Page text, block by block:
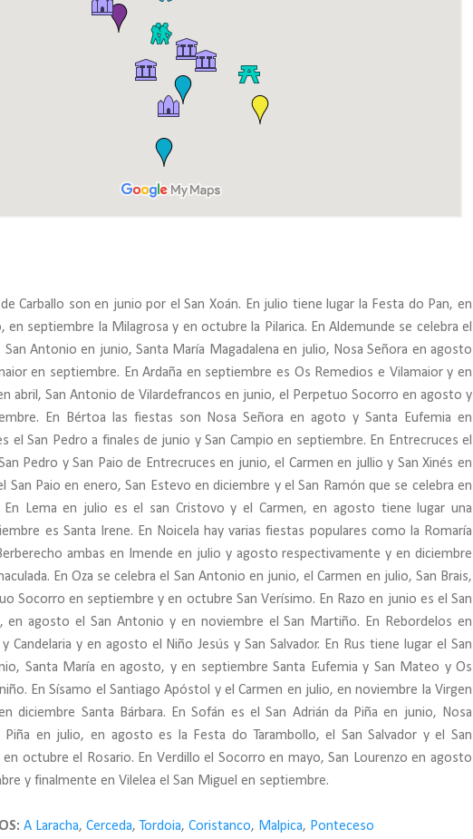
Carballo son en junio por el San Xoán. En julio tiene lugar la Festa do Pan, en
en septiembre la Milagrosa y en octubre la Pilarica. En Aldemunde se celebra el
Antonio en junio, Santa María Magadalena en julio, Nosa Señora en agosto
en septiembre. En Ardaña en septiembre es Os Remedios e Vilamaior y en
abril, San Antonio de Vilardefrancos en junio, el Perpetuo Socorro en agosto y
En Bértoa las fiestas son Nosa Señora en agoto y Santa Eufemia en
el San Pedro a finales de junio y San Campio en septiembre. En Entrecruces el
Pedro y San Paio de Entrecruces en junio, el Carmen en jullio y San Xinés en
San Paio en enero, San Estevo en diciembre y el San Ramón que se celebra en
Lema en julio es el san Cristovo y el Carmen, en agosto tiene lugar una
es Santa Irene. En Noicela hay varias fiestas populares como la Romaría
ambas en Imende en julio y agosto respectivamente y en diciembre
En Oza se celebra el San Antonio en junio, el Carmen en julio, San Brais,
Socorro en septiembre y en octubre San Verísimo. En Razo en junio es el San
en agosto el San Antonio y en noviembre el San Martiño. En Rebordelos en
Candelaria y en agosto el Niño Jesús y San Salvador. En Rus tiene lugar el San
Santa María en agosto, y en septiembre Santa Eufemia y San Mateo y Os
En Sísamo el Santiago Apóstol y el Carmen en julio, en noviembre la Virgen
diciembre Santa Bárbara. En Sofán es el San Adrián da Piña en junio, Nosa
en julio, en agosto es la Festa do Tarambollo, el San Salvador y el San
octubre el Rosario. En Verdillo el Socorro en mayo, San Lourenzo en agosto
y finalmente en Vilelea el San Miguel en septiembre.
A Laracha, Cerceda, Tordoia, Coristanco, Malpica, Ponteceso